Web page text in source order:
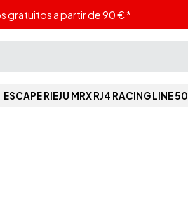
gratuitos a partir de 90 € *
ESCAPE RIEJU MRX RJ4 RACING LINE 50